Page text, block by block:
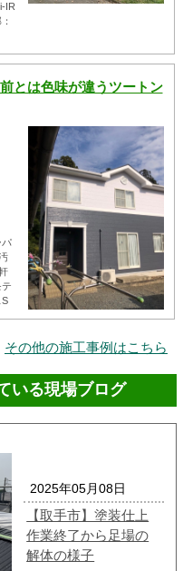
IR
とは色味が違うツートン
その他の施工事例はこちら
いる現場ブログ
2025年05月08日
【取手市】塗装仕上
作業終了から足場の
解体の様子